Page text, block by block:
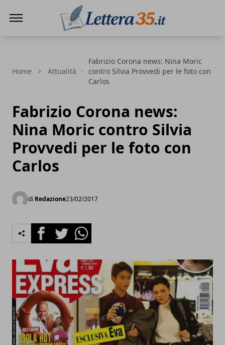
Home Attualità
Fabrizio Corona news: Nina Moric
contro Silvia Provvedi per le foto con
Carlos
Fabrizio Corona news:
Nina Moric contro Silvia
Provvedi per le foto con
Carlos
di Redazione23/02/2017
FacebookTwitterWhatsapp